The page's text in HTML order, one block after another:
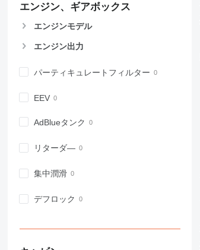
908
910
918
926
931
950
955
エンジン、ギアボックス
エンジンモデル
エンジン出力
パーティキュレートフィルター
EEV
AdBlueタンク
リターダ―
集中潤滑
デフロック